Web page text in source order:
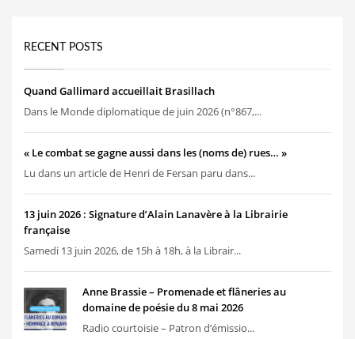
RECENT POSTS
Quand Gallimard accueillait Brasillach
Dans le Monde diplomatique de juin 2026 (n°867,...
« Le combat se gagne aussi dans les (noms de) rues… »
Lu dans un article de Henri de Fersan paru dans...
13 juin 2026 : Signature d’Alain Lanavère à la Librairie
française
Samedi 13 juin 2026, de 15h à 18h, à la Librair...
Anne Brassie – Promenade et flâneries au
domaine de poésie du 8 mai 2026
Radio courtoisie – Patron d’émissio...